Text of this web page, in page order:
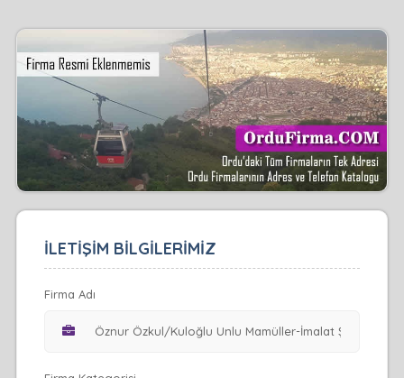
İLETİŞİM BİLGİLERİMİZ
Firma Adı